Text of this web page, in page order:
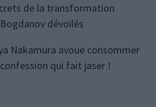
de la transformation
dévoilés
Nakamura avoue consommer
qui fait jaser !